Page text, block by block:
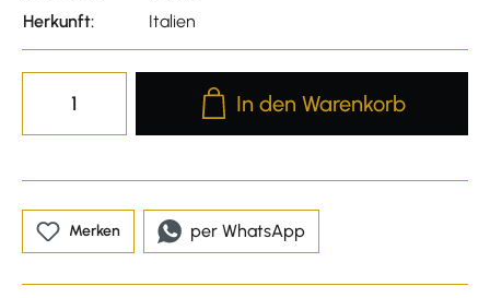
Herkunft:
Italien
Produkt Anzahl: Gib den
In den Warenkorb
Merken per WhatsApp